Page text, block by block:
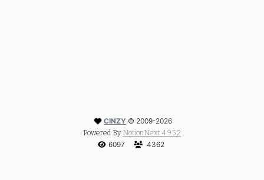
CINZY.© 2009-2026
Powered By NotionNext 4.9.5.2
6097 4362